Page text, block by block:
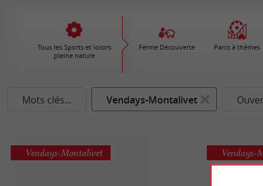
Tous les Sports et loisirs
pleine nature
Ferme Découverte Parcs à thèmes
Mots clés... Vendays-Montalivet
Vendays-Montalivet Vendays-